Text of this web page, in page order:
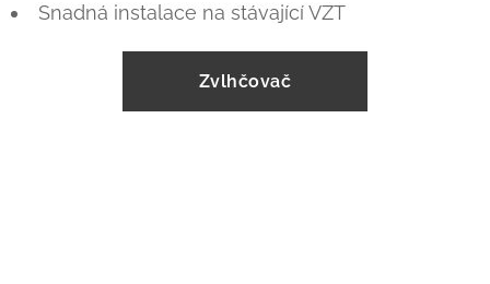
Snadná instalace na stávající VZT
Zvlhčovač